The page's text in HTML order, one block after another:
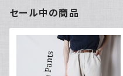
セール中の商品